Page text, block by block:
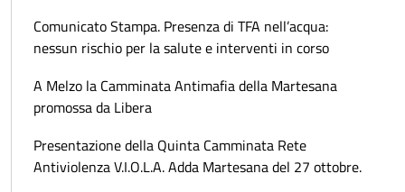
Comunicato Stampa. Presenza di TFA nell’acqua:
nessun rischio per la salute e interventi in corso
A Melzo la Camminata Antimafia della Martesana
promossa da Libera
Presentazione della Quinta Camminata Rete
Antiviolenza V.I.O.L.A. Adda Martesana del 27 ottobre.